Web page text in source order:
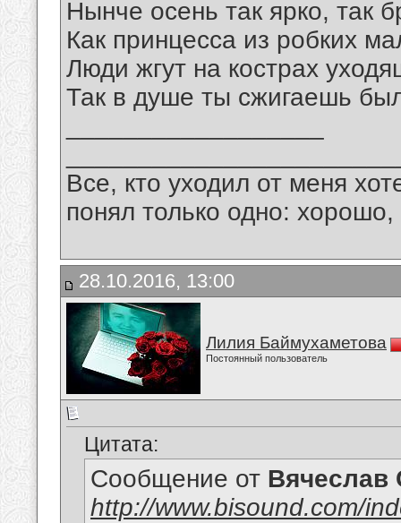
Нынче осень так ярко, так
Как принцесса из робких
Люди жгут на кострах
Так в душе ты сжигаешь
Все, кто уходил от меня
понял только одно:
28.10.2016, 13:00
Лилия Баймухаметова
Постоянный пользователь
Цитата:
Сообщение от Вячеслав
http://www.bisound.com/